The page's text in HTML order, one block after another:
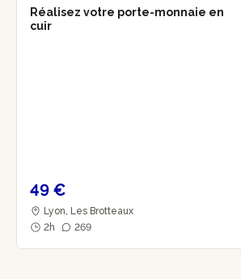
Réalisez votre porte-monnaie en
cuir
49 €
Lyon, Les Brotteaux
2h
269